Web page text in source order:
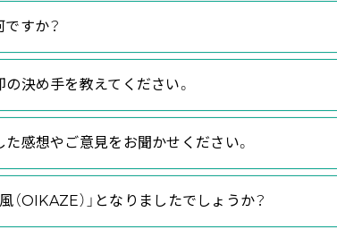
すか？
決め手を教えてください。
感想やご意見をお聞かせください。
（OIKAZE）」となりましたでしょうか？